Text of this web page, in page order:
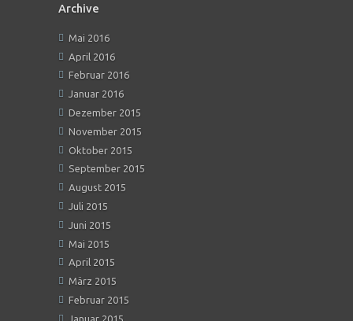
Archive
Mai 2016
April 2016
Februar 2016
Januar 2016
Dezember 2015
November 2015
Oktober 2015
September 2015
August 2015
Juli 2015
Juni 2015
Mai 2015
April 2015
März 2015
Februar 2015
Januar 2015